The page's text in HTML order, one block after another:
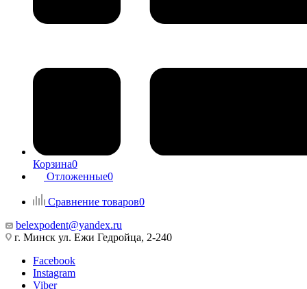
Корзина0
Отложенные0
Сравнение товаров0
belexpodent@yandex.ru
г. Минск ул. Ежи Гедройца, 2-240
Facebook
Instagram
Viber